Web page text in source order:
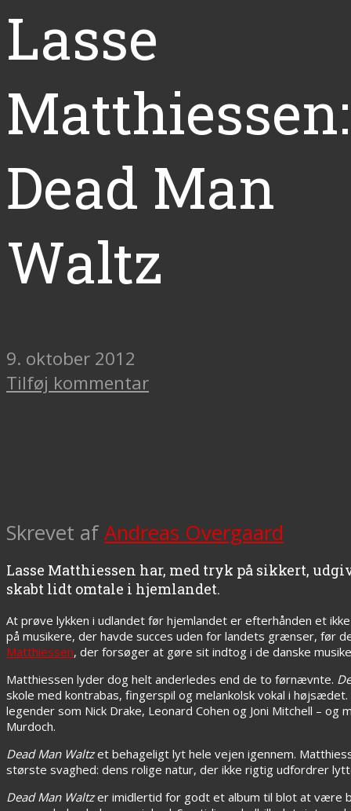
Lasse
Matthiessen:
Dead Man
Waltz
9. oktober 2012
Tilføj kommentar
Skrevet afAndreas Overgaard
Lasse Matthiessen har, med tryk på sikkert,
skabt lidt omtale i hjemlandet.
At prøve lykken i udlandet før hjemlandet er efterhånden et
på musikere, der havde succes uden for landets grænser, før
Matthiessen, der forsøger at gøre sit indtog i de danske
Matthiessen lyder dog helt anderledes end de to førnævnte.
skole med kontrabas, fingerspil og melankolsk vokal i
legender som Nick Drake, Leonard Cohen og Joni Mitchell –
Murdoch.
Dead Man Waltzet behageligt lyt hele vejen igennem.
største svaghed: dens rolige natur, der ikke rigtig udfordrer
Dead Man Waltzer imidlertid for godt et album til blot at være